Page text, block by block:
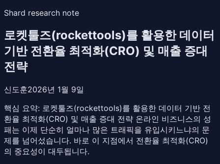
Shard research note
로켓툴즈(rockettools)를 활용한 데이터
기반 전환율 최적화(CRO) 및 매출 증대
전략
신도훈2026년 1월 9일
핵심 요약: 로켓툴즈(rockettools)를 활용한 데이터 기반 전
환율 최적화(CRO) 및 매출 증대 전략 온라인 비즈니스의 성
패는 이제 단순히 얼마나 많은 트래픽을 유입시키느냐의 문
제를 넘어섰습니다. 바로 이 지점에서 전환율 최적화(CRO)
의 중요성이 대두됩니다.